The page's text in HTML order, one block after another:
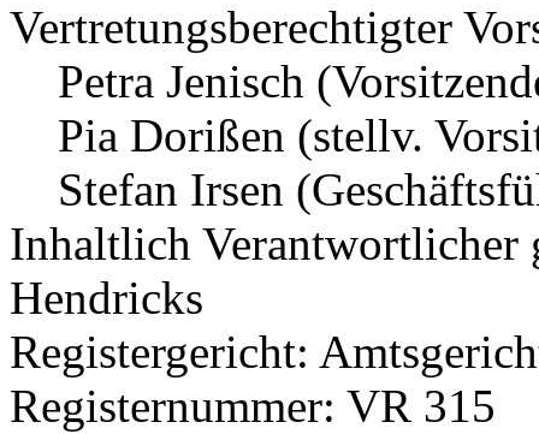
Vertretungsberechtigter
Petra Jenisch
Pia Dorißen (stellv.
Stefan Irsen
Inhaltlich Verantwortlicher
Hendricks
Registergericht:
Registernummer: VR 315